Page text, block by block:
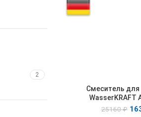
В
Смеситель для
WasserKRAFT
25160₽
2